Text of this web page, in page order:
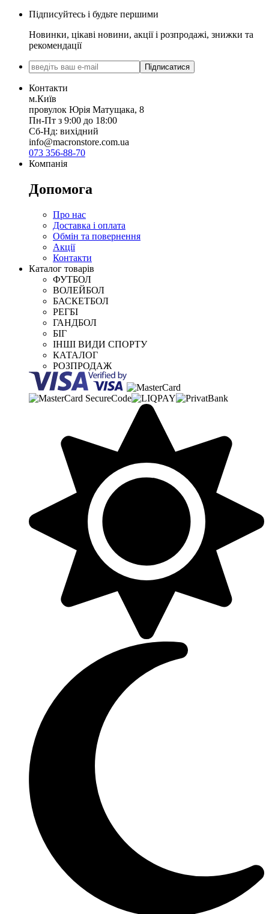
Підписуйтесь і будьте першими
Новинки, цікаві новини, акції і розпродажі, знижки та
рекомендації
Підписатися
Контакти
м.Київ
провулок Юрія Матущака, 8
Пн-Пт з 9:00 до 18:00
Сб-Нд: вихідний
info@macronstore.com.ua
073 356-88-70
Компанія
Допомога
Про нас
Доставка і оплата
Обмін та повернення
Акції
Контакти
Каталог товарів
ФУТБОЛ
ВОЛЕЙБОЛ
БАСКЕТБОЛ
РЕГБІ
ГАНДБОЛ
БІГ
ІНШІ ВИДИ СПОРТУ
КАТАЛОГ
РОЗПРОДАЖ